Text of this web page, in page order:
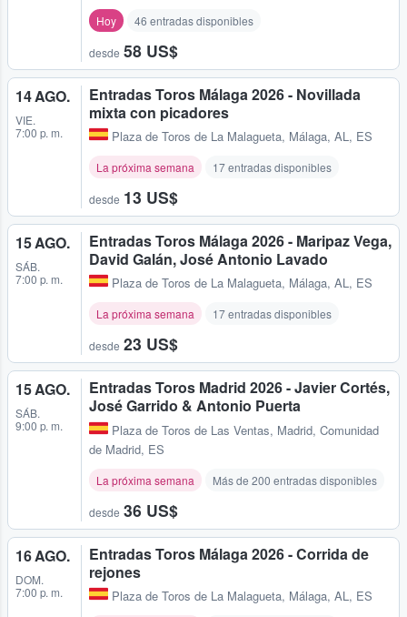
Hoy 46 entradas disponibles
desde 58 US$
14 AGO.
VIE.
7:00 p. m.
Entradas Toros Málaga 2026 - Novillada
mixta con picadores
Plaza de Toros de La Malagueta, Málaga, AL, ES
La próxima semana 17 entradas disponibles
desde 13 US$
15 AGO.
SÁB.
7:00 p. m.
Entradas Toros Málaga 2026 - Maripaz Vega,
David Galán, José Antonio Lavado
Plaza de Toros de La Malagueta, Málaga, AL, ES
La próxima semana 17 entradas disponibles
desde 23 US$
15 AGO.
SÁB.
9:00 p. m.
Entradas Toros Madrid 2026 - Javier Cortés,
José Garrido & Antonio Puerta
Plaza de Toros de Las Ventas, Madrid, Comunidad
de Madrid, ES
La próxima semana Más de 200 entradas disponibles
desde 36 US$
16 AGO.
DOM.
7:00 p. m.
Entradas Toros Málaga 2026 - Corrida de
rejones
Plaza de Toros de La Malagueta, Málaga, AL, ES